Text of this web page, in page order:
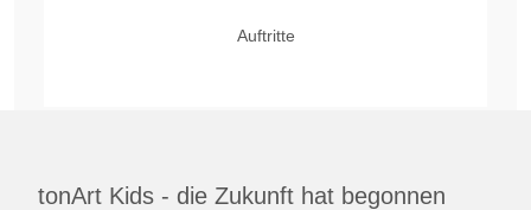
Jahre
tonArt Kids - die Zukunft hat begonnen